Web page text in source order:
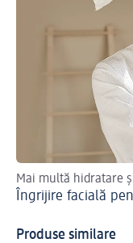
Mai multă hidratare
Îngrijire facială
Produse similare